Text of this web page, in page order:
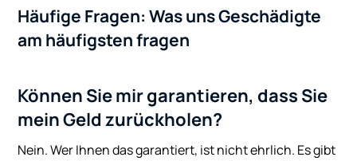
Häufige Fragen: Was uns Geschädigte
am häufigsten fragen
Können Sie mir garantieren, dass Sie
mein Geld zurückholen?
Nein. Wer Ihnen das garantiert, ist nicht ehrlich. Es gibt